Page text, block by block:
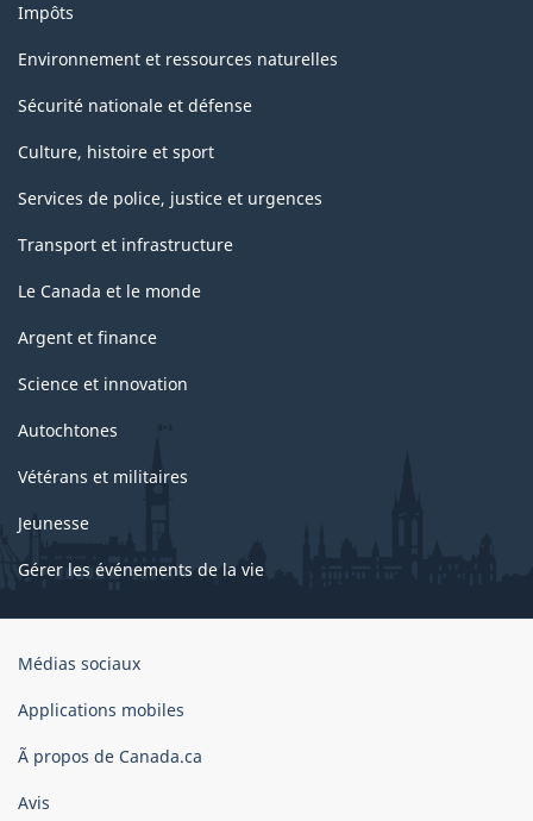
Impôts
Environnement et ressources naturelles
Sécurité nationale et défense
Culture, histoire et sport
Services de police, justice et urgences
Transport et infrastructure
Le Canada et le monde
Argent et finance
Science et innovation
Autochtones
Vétérans et militaires
Jeunesse
Gérer les événements de la vie
Organisation
gouvernement
Canada
Médias sociaux
Applications mobiles
Ã propos de Canada.ca
Avis